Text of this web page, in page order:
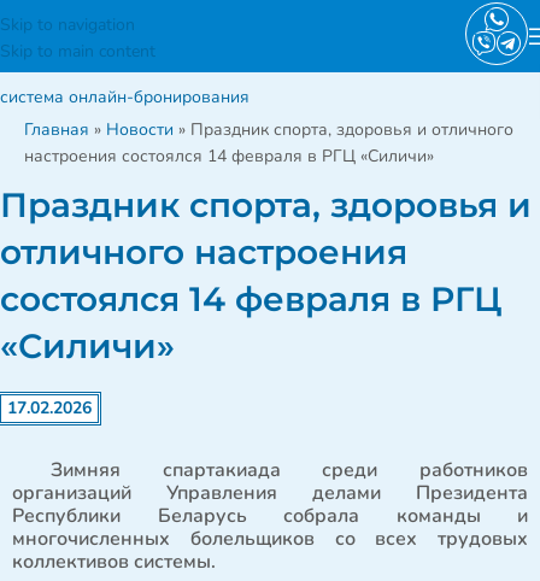
Skip to navigation
Skip to main content
система онлайн-бронирования
Главная » Новости » Праздник спорта, здоровья и отличного
настроения состоялся 14 февраля в РГЦ «Силичи»
Праздник спорта, здоровья и
отличного настроения
состоялся 14 февраля в РГЦ
«Силичи»
17.02.2026
Зимняя спартакиада среди работников
организаций Управления делами Президента
Республики Беларусь собрала команды и
многочисленных болельщиков со всех трудовых
коллективов системы.